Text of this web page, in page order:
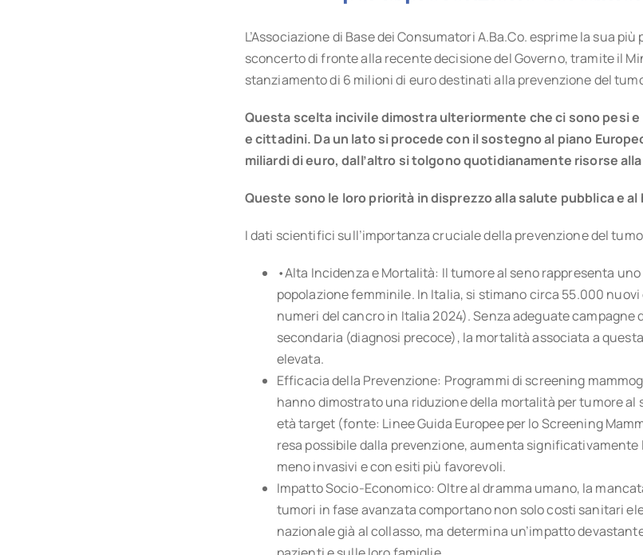
L’Associazione di Base dei Consumatori A.Ba.Co. esprime la sua
sconcerto di fronte alla recente decisione del Governo, tramite il
stanziamento di 6 milioni di euro destinati alla prevenzione del
Questa scelta incivile dimostra ulteriormente che ci sono pesi
e cittadini. Da un lato si procede con il sostegno al piano
miliardi di euro, dall’altro si tolgono quotidianamente risorse
Queste sono le loro priorità in disprezzo alla salute pubblica e
I dati scientifici sull’importanza cruciale della prevenzione del
•⁠Alta Incidenza e Mortalità: Il tumore al seno rappresenta
popolazione femminile. In Italia, si stimano circa 55.000 nuovi
numeri del cancro in Italia 2024). Senza adeguate campagne
secondaria (diagnosi precoce), la mortalità associata a
elevata.
⁠Efficacia della Prevenzione: Programmi di screening
hanno dimostrato una riduzione della mortalità per tumore al
età target (fonte: Linee Guida Europee per lo Screening
resa possibile dalla prevenzione, aumenta
meno invasivi e con esiti più favorevoli.
⁠Impatto Socio-Economico: Oltre al dramma umano, la
tumori in fase avanzata comportano non solo costi sanitari
nazionale già al collasso, ma determina un’impatto